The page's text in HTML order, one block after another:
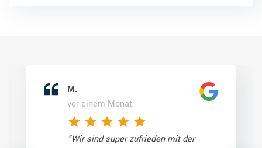
M.
vor einem Monat
"Wir sind super zufrieden mit der